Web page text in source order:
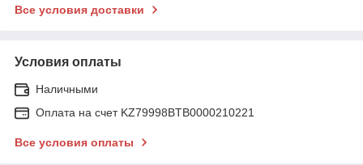
Все условия доставки
Условия оплаты
Наличными
Оплата на счет KZ79998BTB0000210221
Все условия оплаты